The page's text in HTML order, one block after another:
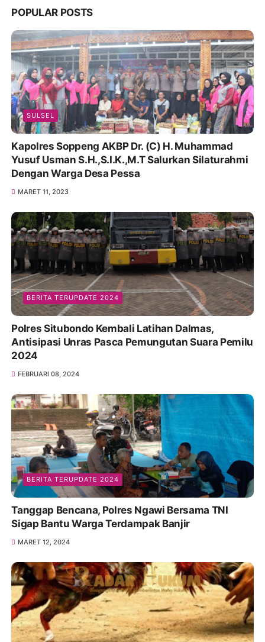
POPULAR POSTS
SULSEL
Kapolres Soppeng AKBP Dr. (C) H. Muhammad
Yusuf Usman S.H.,S.I.K.,M.T Salurkan Silaturahmi
Dengan Warga Desa Pessa
MARET 11, 2023
BERITA TERUPDATE 2024
Polres Situbondo Kembali Latihan Dalmas,
Antisipasi Unras Pasca Pemungutan Suara Pemilu
2024
FEBRUARI 08, 2024
BERITA TERUPDATE 2024
Tanggap Bencana, Polres Ngawi Bersama TNI
Sigap Bantu Warga Terdampak Banjir
MARET 12, 2024